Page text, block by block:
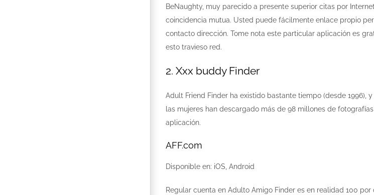
BeNaughty, muy parecido a presente superior citas por
coincidencia mutua. Usted puede fácilmente enlace propio
contacto dirección. Tome nota este particular aplicación es
esto travieso red.
2. Xxx buddy Finder
Adult Friend Finder ha existido bastante tiempo (desde 1996),
las mujeres han descargado más de 98 millones de
aplicación.
AFF.com
Disponible en: iOS, Android
Regular cuenta en Adulto Amigo Finder es en realidad 100